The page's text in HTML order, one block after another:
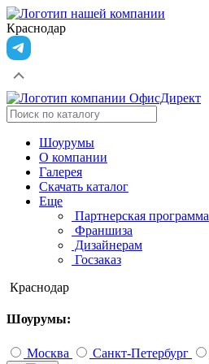
Краснодар
Шоурумы
О компании
Галерея
Скачать каталог
Еще
Партнерская программа
Франшиза
Дизайнерам
Госзаказ
Краснодар
Шоурумы:
Москва Санкт-Петербург